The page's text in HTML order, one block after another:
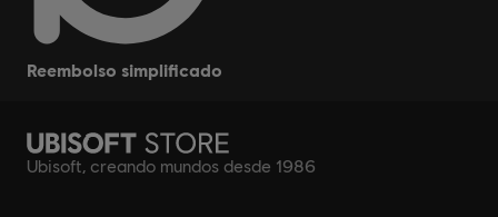
reembolso simplificado
Ubisoft, creando mundos desde 1986